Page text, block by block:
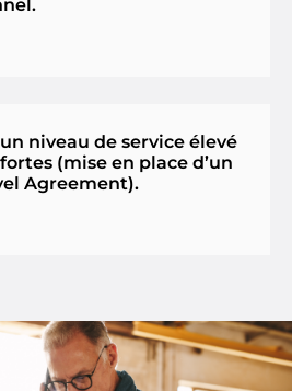
niveau de service élevé
(mise en place d’un
Agreement).